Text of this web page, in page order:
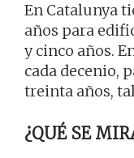
En Catalunya
años para
y cinco años.
cada decenio,
treinta años,
¿QUÉ SE